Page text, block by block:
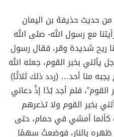
حديث حذيفة بن اليمان
مع رسول الله- صلى الله
ريح شديدة وقر، فقال رسول
يأتني بخبر القوم، جعله الله
منا أحد… (ردد ذلك ثلاثًا)
فلم أجد بُدًا إذْ دعاني
بخبر القوم ولا تذعرهم
كأنما أمشي في حمام، حتى
ظهره بالنار، فوضعتُ سهمًا